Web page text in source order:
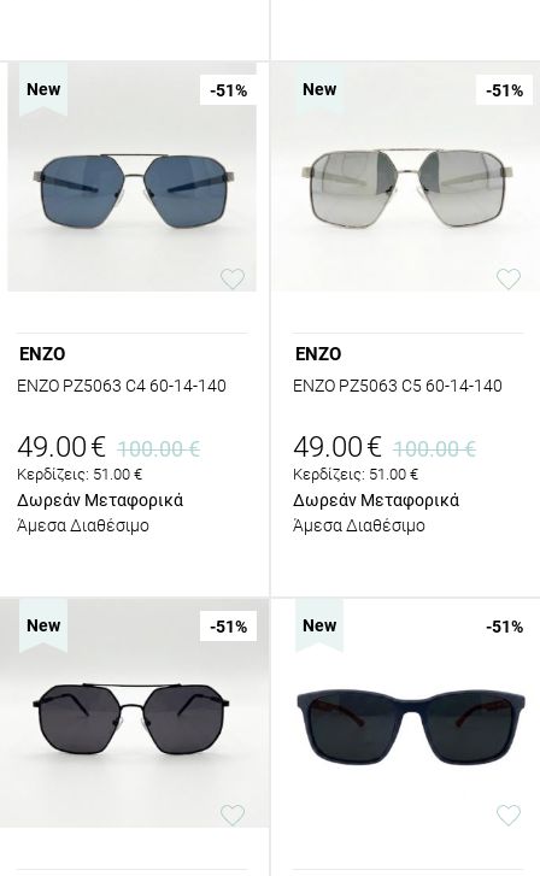
New -51%
ENZO
ENZO PZ5063 C4 60-14-140
49.00€ 100.00€
Κερδίζεις: 51.00 €
Δωρεάν Μεταφορικά
Άμεσα Διαθέσιμο
New -51%
ENZO
ENZO PZ5063 C5 60-14-140
49.00€ 100.00€
Κερδίζεις: 51.00 €
Δωρεάν Μεταφορικά
Άμεσα Διαθέσιμο
New -51% New -51%